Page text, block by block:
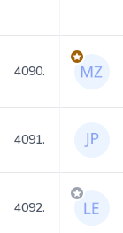
4090.
4091.
4092.